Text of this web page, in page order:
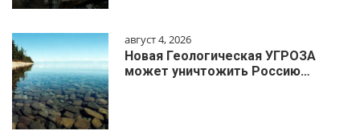
август 4, 2026
Новая Геологическая УГРОЗА
может уничтожить Россию…